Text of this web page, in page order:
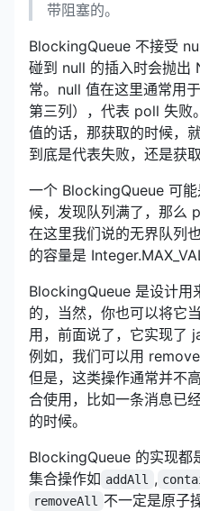
带阻塞的。
BlockingQueue 不接受
碰到 null 的插入时会抛
常。null 值在这里通常用
第三列），代表 poll 失败
值的话，那获取的时候，
到底是代表失败，还是获
一个 BlockingQueue 可
候，发现队列满了，那么
在这里我们说的无界队列
的容量是
BlockingQueue 是设计用
的，当然，你也可以将它
用，前面说了，它实现了
例如，我们可以用
但是，这类操作通常并不
合使用，比如一条消息已
的时候。
BlockingQueue 的实现都
集合操作如 addAll ,
removeAll
不一定是原子